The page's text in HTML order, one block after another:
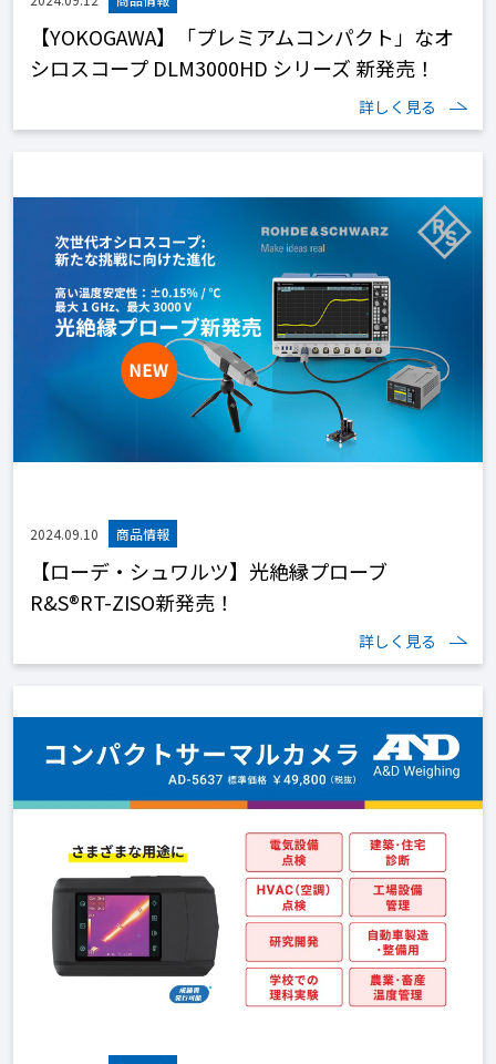
【YOKOGAWA】「プレミアムコンパクト」なオ
シロスコープ DLM3000HD シリーズ 新発売！
詳しく見る
2024.09.10
【ローデ・シュワルツ】光絶縁プローブ
R&S®RT-ZISO新発売！
詳しく見る